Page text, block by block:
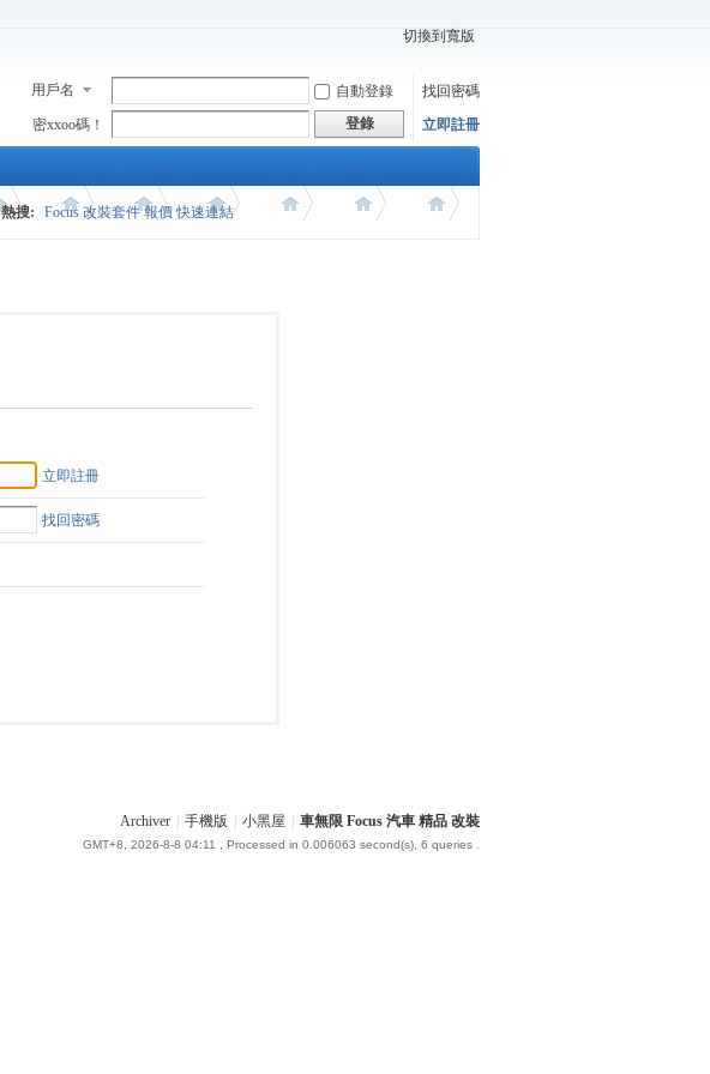
切換到寬版
用戶名 自動登錄
找回密碼
密xxoo碼！
登錄 立即註冊
熱搜: Focus 改裝套件 報價 快速連結
立即註冊
找回密碼
Archiver 手機版 小黑屋 車無限 Focus 汽車 精品 改裝
GMT+8, 2026-8-8 04:11 , Processed in 0.006063 second(s), 6 queries .